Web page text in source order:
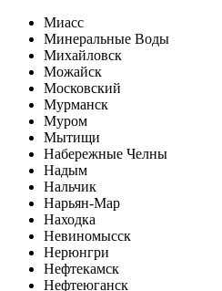
Миасс
Минеральные Воды
Михайловск
Можайск
Московский
Мурманск
Муром
Мытищи
Набережные Челны
Надым
Нальчик
Нарьян-Мар
Находка
Невиномысск
Нерюнгри
Нефтекамск
Нефтеюганск